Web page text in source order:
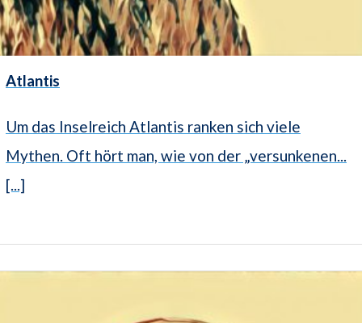
Atlantis
Um das Inselreich Atlantis ranken sich viele
Mythen. Oft hört man, wie von der „versunkenen...
[...]